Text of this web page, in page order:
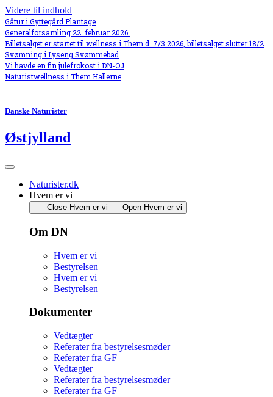
Videre til indhold
Gåtur i Gyttegård Plantage
Generalforsamling 22. februar 2026.
Billetsalget er startet til wellness i Them d. 7/3 2026, billetsalget slutter 18/2
Svømning i Lyseng Svømmebad
Vi havde en fin julefrokost i DN-OJ
Naturistwellness i Them Hallerne
Danske Naturister
Østjylland
Naturister.dk
Hvem er vi
Close Hvem er vi Open Hvem er vi
Om DN
Hvem er vi
Bestyrelsen
Hvem er vi
Bestyrelsen
Dokumenter
Vedtægter
Referater fra bestyrelsesmøder
Referater fra GF
Vedtægter
Referater fra bestyrelsesmøder
Referater fra GF